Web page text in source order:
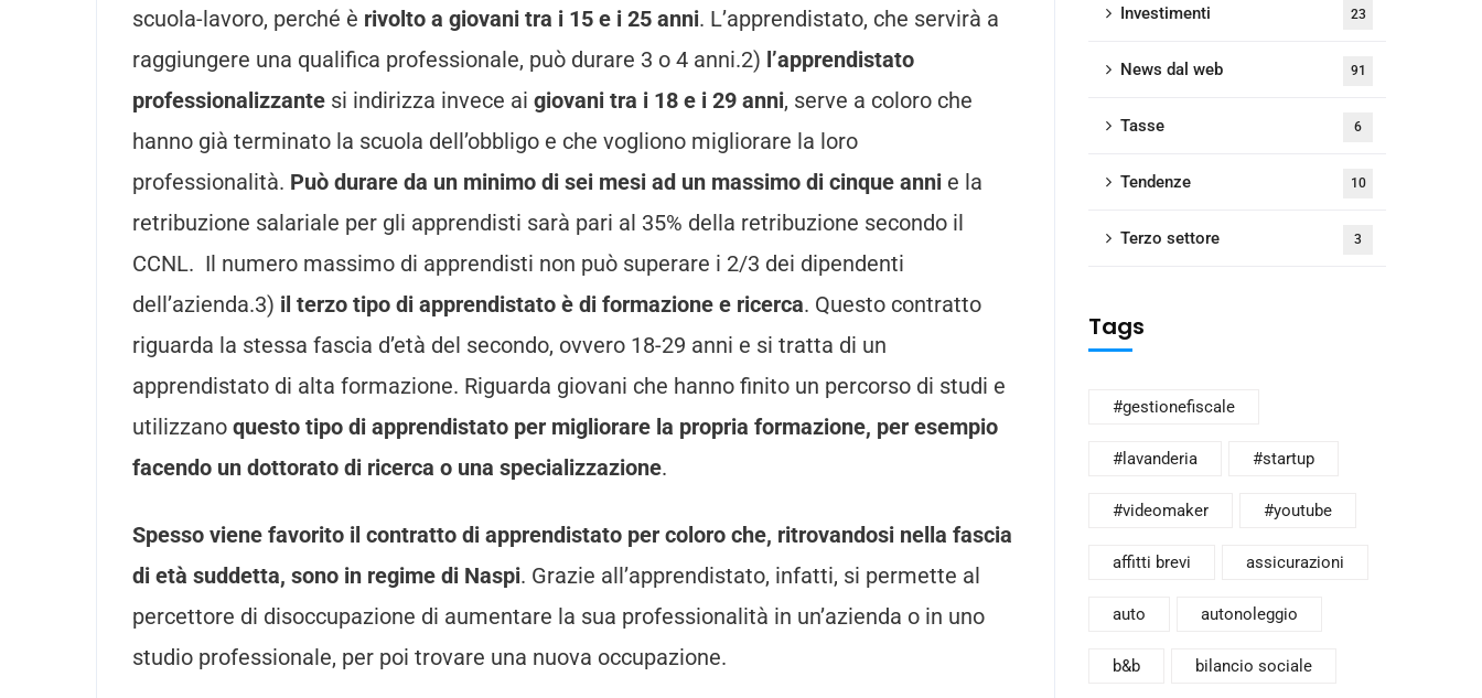
scuola-lavoro, perché è rivolto a giovani tra i 15 e i 25 anni. L’apprendistato, che servirà a
raggiungere una qualifica professionale, può durare 3 o 4 anni.2) l’apprendistato
professionalizzante si indirizza invece ai giovani tra i 18 e i 29 anni, serve a coloro che
hanno già terminato la scuola dell’obbligo e che vogliono migliorare la loro
professionalità. Può durare da un minimo di sei mesi ad un massimo di cinque anni e la
retribuzione salariale per gli apprendisti sarà pari al 35% della retribuzione secondo il
CCNL. Il numero massimo di apprendisti non può superare i 2/3 dei dipendenti
dell’azienda.3) il terzo tipo di apprendistato è di formazione e ricerca. Questo contratto
riguarda la stessa fascia d’età del secondo, ovvero 18-29 anni e si tratta di un
apprendistato di alta formazione. Riguarda giovani che hanno finito un percorso di studi e
utilizzano questo tipo di apprendistato per migliorare la propria formazione, per esempio
facendo un dottorato di ricerca o una specializzazione.
Spesso viene favorito il contratto di apprendistato per coloro che, ritrovandosi nella fascia
di età suddetta, sono in regime di Naspi. Grazie all’apprendistato, infatti, si permette al
percettore di disoccupazione di aumentare la sua professionalità in un’azienda o in uno
studio professionale, per poi trovare una nuova occupazione.
Investimenti 23
News dal web 91
Tasse 6
Tendenze 10
Terzo settore 3
Tags
#gestionefiscale
#lavanderia #startup
#videomaker #youtube
affitti brevi assicurazioni
auto autonoleggio
b&b bilancio sociale